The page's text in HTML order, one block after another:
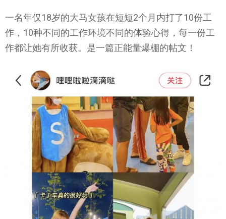
一名年仅18岁的大马女孩在短短2个月内打了10份工
作，10种不同的工作环境不同的体验心得，每一份工
作都让她有所收获。是一篇正能量爆棚的帖文！